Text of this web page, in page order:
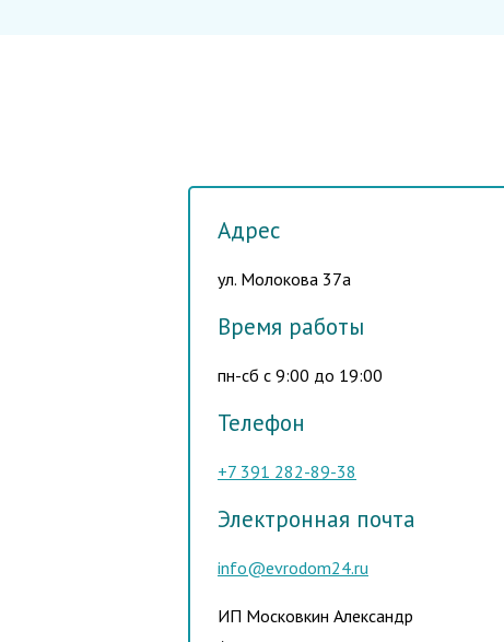
Адрес
ул. Молокова 37а
Время работы
пн-сб с 9:00 до 19:00
Телефон
+7 391 282-89-38
Электронная почта
info@evrodom24.ru
ИП Московкин Александр